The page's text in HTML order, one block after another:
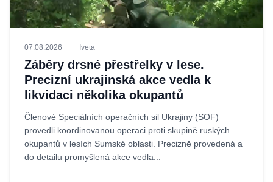
07.08.2026 Iveta
Záběry drsné přestřelky v lese.
Precizní ukrajinská akce vedla k
likvidaci několika okupantů
Členové Speciálních operačních sil Ukrajiny (SOF)
provedli koordinovanou operaci proti skupině ruských
okupantů v lesích Sumské oblasti. Precizně provedená a
do detailu promyšlená akce vedla...